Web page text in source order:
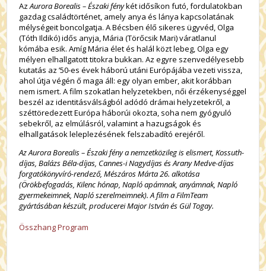
AzAurora Borealis – Északi fénykét idősíkon futó, fordulatokban
gazdag családtörténet, amely anya és lánya kapcsolatának
mélységeit boncolgatja. A Bécsben élő sikeres ügyvéd, Olga
(Tóth Ildikó) idős anyja, Mária (Törőcsik Mari) váratlanul
kómába esik. Amíg Mária élet és halál közt lebeg, Olga egy
mélyen elhallgatott titokra bukkan. Az egyre szenvedélyesebb
kutatás az ’50-es évek háború utáni Európájába vezeti vissza,
ahol útja végén ő maga áll: egy olyan ember, akit korábban
nem ismert. A film szokatlan helyzetekben, női érzékenységgel
beszél az identitásválságból adódó drámai helyzetekről, a
széttöredezett Európa háborúi okozta, soha nem gyógyuló
sebekről, az elmúlásról, valamint a hazugságok és
elhallgatások leleplezésének felszabadító erejéről.
Az Aurora Borealis – Északi fény a nemzetközileg is elismert, Kossuth-
díjas, Balázs Béla-díjas, Cannes-i Nagydíjas és Arany Medve-díjas
forgatókönyvíró-rendező, Mészáros Márta 26. alkotása
(Örökbefogadás, Kilenc hónap, Napló apámnak, anyámnak, Napló
gyermekeimnek, Napló szerelmeimnek). A film a FilmTeam
gyártásában készült, producerei Major István és Gül Togay.
Összhang Program